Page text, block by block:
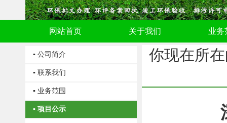
网站首页 关于我们 业务
▪ 公司简介
▪ 联系我们
▪ 业务范围
▪ 项目公示
你现在所